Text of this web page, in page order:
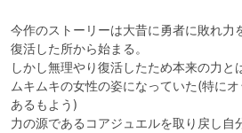
今作のストーリーは大昔に勇者に敗れ力
復活した所から始まる。
しかし無理やり復活したため本来の力と
ムキムキの女性の姿になっていた(特に
あるもよう)
力の源であるコアジュエルを取り戻し自